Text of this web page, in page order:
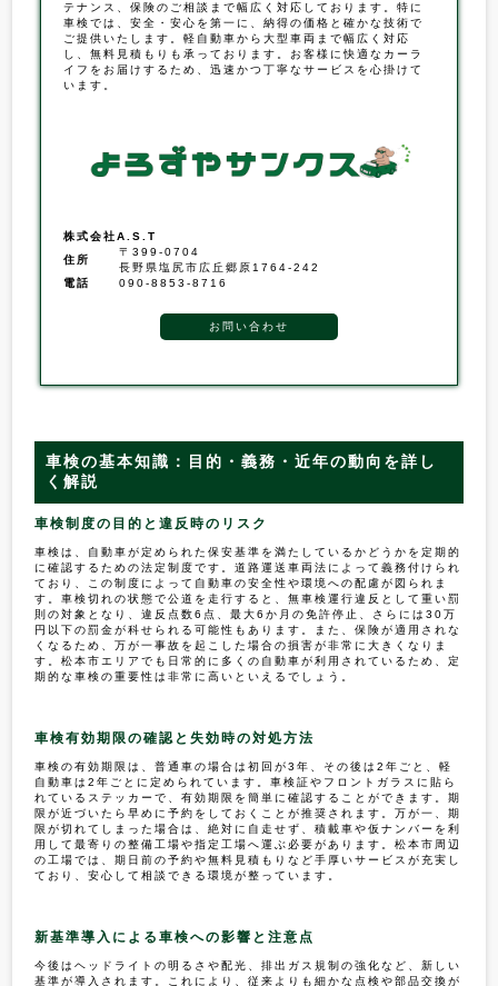
テナンス、保険のご相談まで幅広く対応しております。特に
車検では、安全・安心を第一に、納得の価格と確かな技術で
ご提供いたします。軽自動車から大型車両まで幅広く対応
し、無料見積もりも承っております。お客様に快適なカーラ
イフをお届けするため、迅速かつ丁寧なサービスを心掛けて
います。
株式会社A.S.T
住所
〒399-0704
長野県塩尻市広丘郷原1764-242
電話
090-8853-8716
お問い合わせ
車検の基本知識：目的・義務・近年の動向を詳し
く解説
車検制度の目的と違反時のリスク
車検は、自動車が定められた保安基準を満たしているかどうかを定期的
に確認するための法定制度です。道路運送車両法によって義務付けられ
ており、この制度によって自動車の安全性や環境への配慮が図られま
す。車検切れの状態で公道を走行すると、無車検運行違反として重い罰
則の対象となり、違反点数6点、最大6か月の免許停止、さらには30万
円以下の罰金が科せられる可能性もあります。また、保険が適用されな
くなるため、万が一事故を起こした場合の損害が非常に大きくなりま
す。松本市エリアでも日常的に多くの自動車が利用されているため、定
期的な車検の重要性は非常に高いといえるでしょう。
車検有効期限の確認と失効時の対処方法
車検の有効期限は、普通車の場合は初回が3年、その後は2年ごと、軽
自動車は2年ごとに定められています。車検証やフロントガラスに貼ら
れているステッカーで、有効期限を簡単に確認することができます。期
限が近づいたら早めに予約をしておくことが推奨されます。万が一、期
限が切れてしまった場合は、絶対に自走せず、積載車や仮ナンバーを利
用して最寄りの整備工場や指定工場へ運ぶ必要があります。松本市周辺
の工場では、期日前の予約や無料見積もりなど手厚いサービスが充実し
ており、安心して相談できる環境が整っています。
新基準導入による車検への影響と注意点
今後はヘッドライトの明るさや配光、排出ガス規制の強化など、新しい
基準が導入されます。これにより、従来よりも細かな点検や部品交換が